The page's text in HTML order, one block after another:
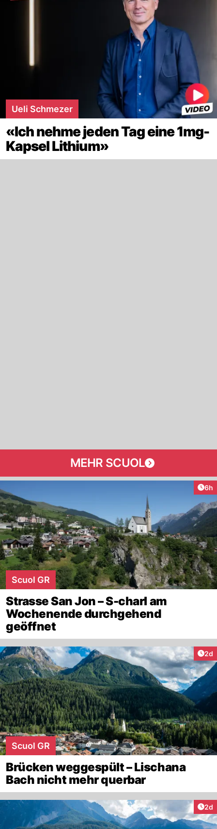
Ueli Schmezer
«Ich nehme jeden Tag eine 1mg-
Kapsel Lithium»
MEHR SCUOL
6h
Scuol GR
Strasse San Jon – S-charl am
Wochenende durchgehend
geöffnet
2d
Scuol GR
Brücken weggespült – Lischana
Bach nicht mehr querbar
2d